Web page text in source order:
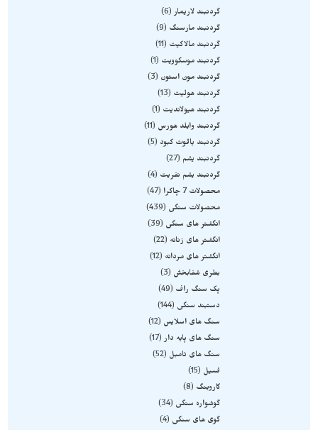
گردنبند لاریمار 6
گردنبند مارسنگ
9
گردنبند مالاکیت
11
گردنبند موسکوویت
1
گردنبند مون استون
3
گردنبند هولیت
13
گردنبند هیولاندیت
1
گردنبند وایلد هورس
11
گردنبند یاقوت کبود
5
گردنبند یشم
27
گردنبند یشم نفریت
4
محصولات 7 چاکرا
47
محصولات سنگی
439
انگشتر های سنگی
39
انگشتر های زنانه
22
انگشتر های مردانه
12
بطری شفابخش
3
پک سنگ راف
49
دستبند سنگی
144
سنگ های اسلایس
12
سنگ های پایه دار 17
سنگ های تامبل
52
فسیل
15
کاروینگ
8
گوشواره سنگی
34
گوی های سنگی
4